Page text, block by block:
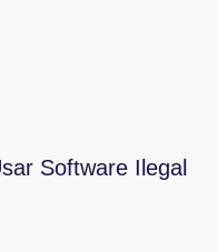
Software Ilegal